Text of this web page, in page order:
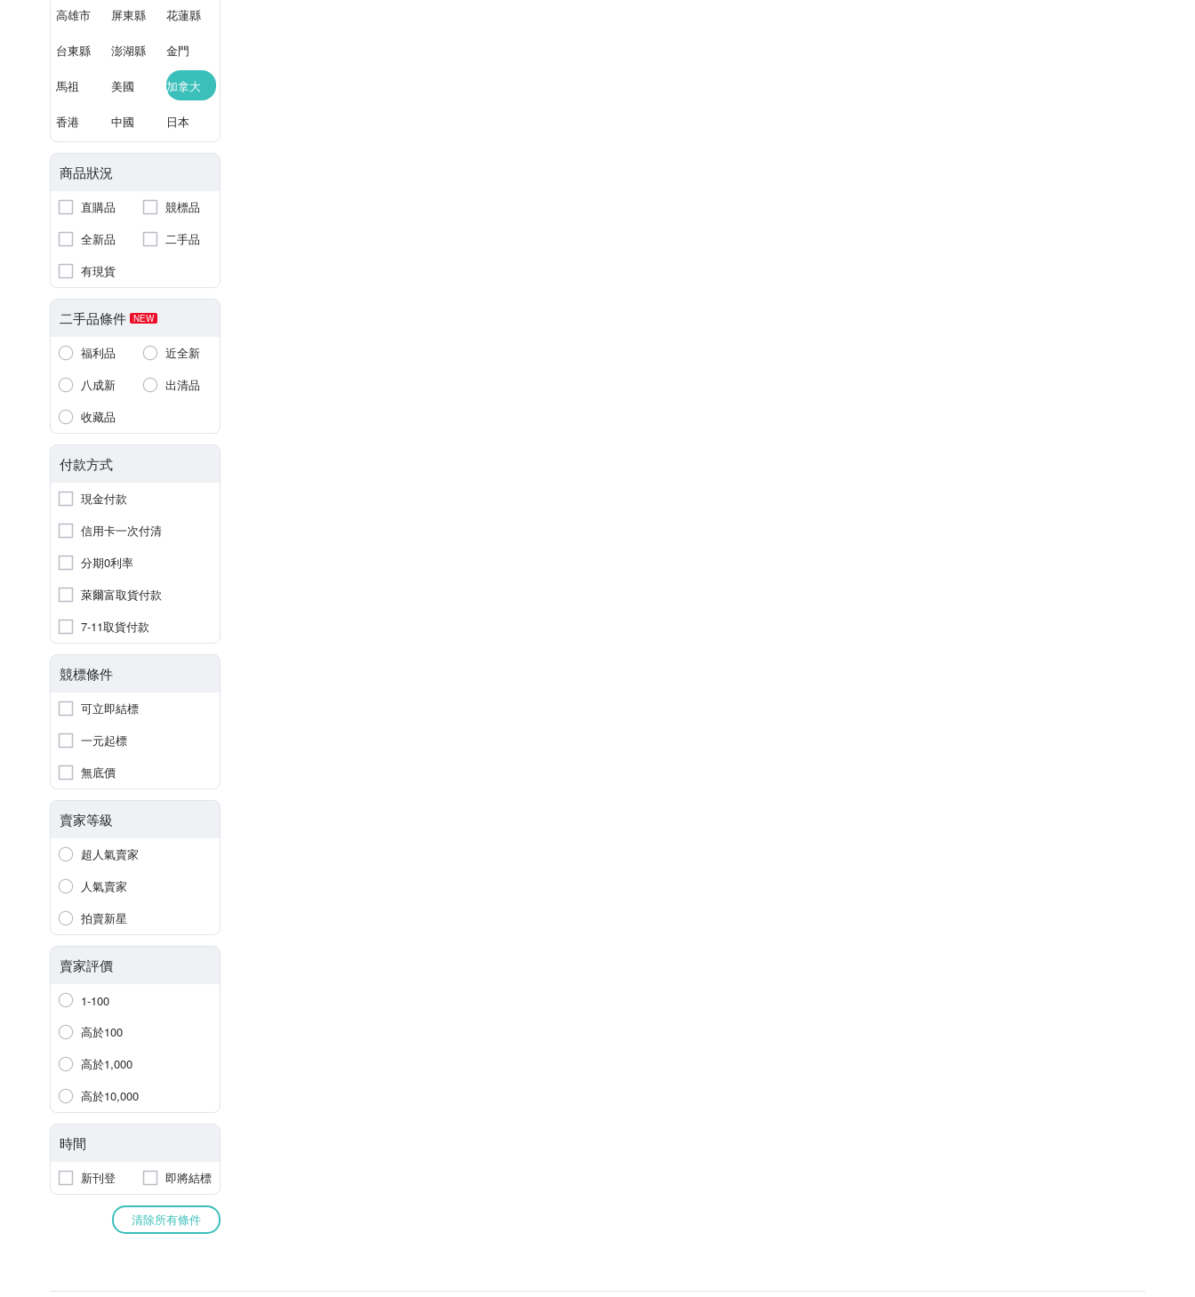
高雄市 屏東縣 花蓮縣
台東縣 澎湖縣 金門
馬祖 美國 加拿大
香港 中國 日本
商品狀況
直購品
競標品
全新品
二手品
有現貨
二手品條件 NEW
福利品
近全新
八成新
出清品
收藏品
付款方式
現金付款
信用卡一次付清
分期0利率
萊爾富取貨付款
7-11取貨付款
競標條件
可立即結標
一元起標
無底價
賣家等級
超人氣賣家
人氣賣家
拍賣新星
賣家評價
1-100
高於100
高於1,000
高於10,000
時間
新刊登 即將結標
清除所有條件